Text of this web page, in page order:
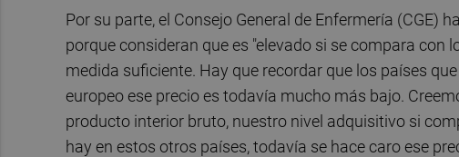
Por su parte, el Consejo General de Enfermería
porque consideran que es "elevado si se compara con
medida suficiente. Hay que recordar que los países
europeo ese precio es todavía mucho más bajo.
producto interior bruto, nuestro nivel adquisitivo si
hay en estos otros países, todavía se hace caro ese